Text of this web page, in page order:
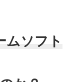
ムソフト